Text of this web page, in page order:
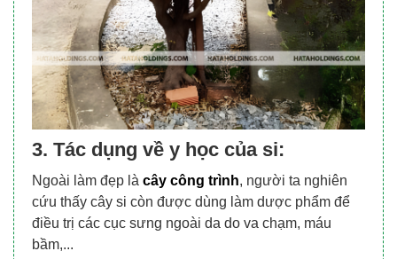
3. Tác dụng về y học của si:
Ngoài làm đẹp là cây công trình, người ta nghiên
cứu thấy cây si còn được dùng làm dược phẩm để
điều trị các cục sưng ngoài da do va chạm, máu
bầm,...